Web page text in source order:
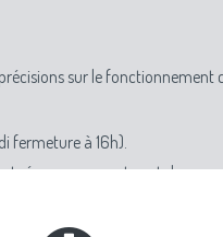
sur le fonctionnement
fermeture à 16h).
auparavant sont donc
les mercredis après-midi.